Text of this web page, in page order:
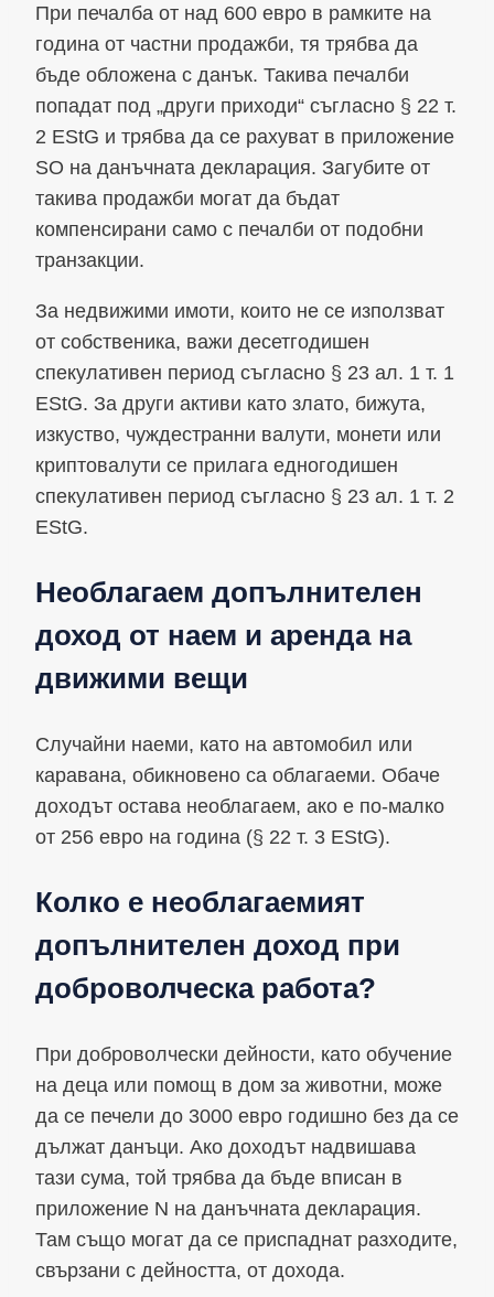
При печалба от над 600 евро в рамките на
година от частни продажби, тя трябва да
бъде обложена с данък. Такива печалби
попадат под „други приходи“ съгласно § 22 т.
2 EStG и трябва да се рахуват в приложение
SO на данъчната декларация. Загубите от
такива продажби могат да бъдат
компенсирани само с печалби от подобни
транзакции.
За недвижими имоти, които не се използват
от собственика, важи десетгодишен
спекулативен период съгласно § 23 ал. 1 т. 1
EStG. За други активи като злато, бижута,
изкуство, чуждестранни валути, монети или
криптовалути се прилага едногодишен
спекулативен период съгласно § 23 ал. 1 т. 2
EStG.
Необлагаем допълнителен
доход от наем и аренда на
движими вещи
Случайни наеми, като на автомобил или
каравана, обикновено са облагаеми. Обаче
доходът остава необлагаем, ако е по-малко
от 256 евро на година (§ 22 т. 3 EStG).
Колко е необлагаемият
допълнителен доход при
доброволческа работа?
При доброволчески дейности, като обучение
на деца или помощ в дом за животни, може
да се печели до 3000 евро годишно без да се
дължат данъци. Ако доходът надвишава
тази сума, той трябва да бъде вписан в
приложение N на данъчната декларация.
Там също могат да се приспаднат разходите,
свързани с дейността, от дохода.